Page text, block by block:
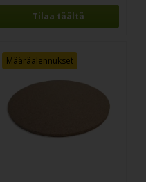
Tilaa täältä
Määräalennukset